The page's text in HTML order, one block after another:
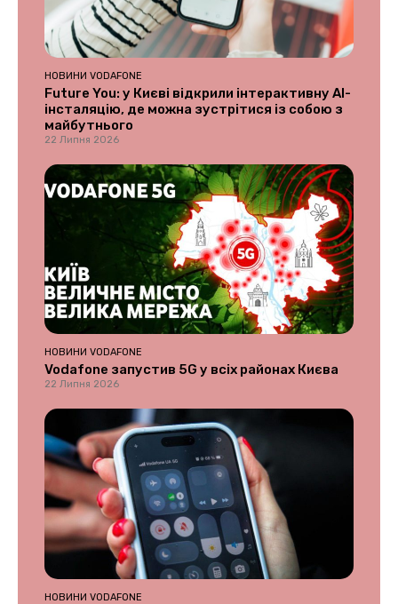
НОВИНИ VODAFONE
Future You: у Києві відкрили інтерактивну AI-
інсталяцію, де можна зустрітися із собою з
майбутнього
22 Липня 2026
НОВИНИ VODAFONE
Vodafone запустив 5G у всіх районах Києва
22 Липня 2026
НОВИНИ VODAFONE